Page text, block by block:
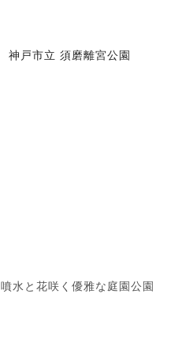
神戸市立 須磨離宮公園
噴水と花咲く優雅な庭園公園